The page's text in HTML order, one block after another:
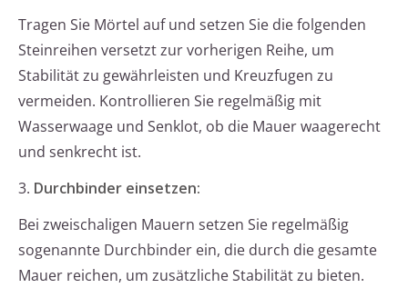
Tragen Sie Mörtel auf und setzen Sie die folgenden
Steinreihen versetzt zur vorherigen Reihe, um
Stabilität zu gewährleisten und Kreuzfugen zu
vermeiden. Kontrollieren Sie regelmäßig mit
Wasserwaage und Senklot, ob die Mauer waagerecht
und senkrecht ist.
3. Durchbinder einsetzen:
Bei zweischaligen Mauern setzen Sie regelmäßig
sogenannte Durchbinder ein, die durch die gesamte
Mauer reichen, um zusätzliche Stabilität zu bieten.